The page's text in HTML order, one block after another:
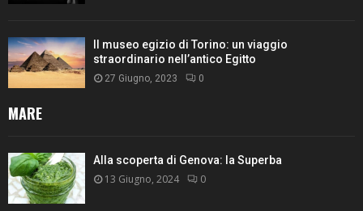
Il museo egizio di Torino: un viaggio
straordinario nell’antico Egitto
27 Giugno, 2023 0
MARE
Alla scoperta di Genova: la Superba
13 Giugno, 2024 0